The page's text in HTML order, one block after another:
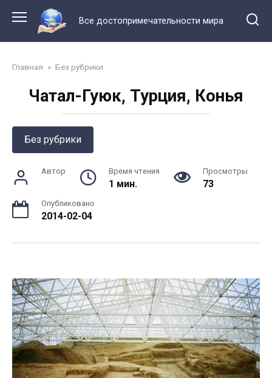
контенту
Все достопримечательности мира
Главная » Без рубрики
Чатал-Гуюк, Турция, Конья
Без рубрики
Автор Время чтения
1 мин.
Просмотры
73
Опубликовано
2014-02-04